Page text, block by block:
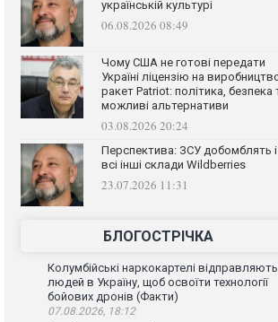
українській культурі
06.08.2026 08:49
Чому США не готові передати
Україні ліцензію на
ракет Patriot: політика, безпека
можливі альтернативи
03.08.2026 20:24
Перспектива: ЗСУ добомблять і
всі інші склади Wildberries
23.07.2026 11:31
БЛОГОСТРІЧКА
Колумбійські наркокартелі відправляють
людей в Україну, щоб освоїти технології
бойових дронів (Факти)
07.08.2026, 18:12